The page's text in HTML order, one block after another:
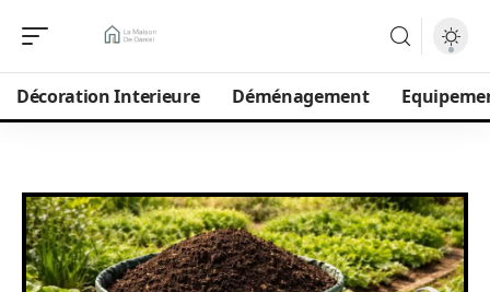
Décoration Interieure Déménagement